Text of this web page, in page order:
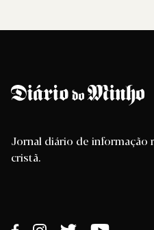
Jornal diário de informação
cristã.